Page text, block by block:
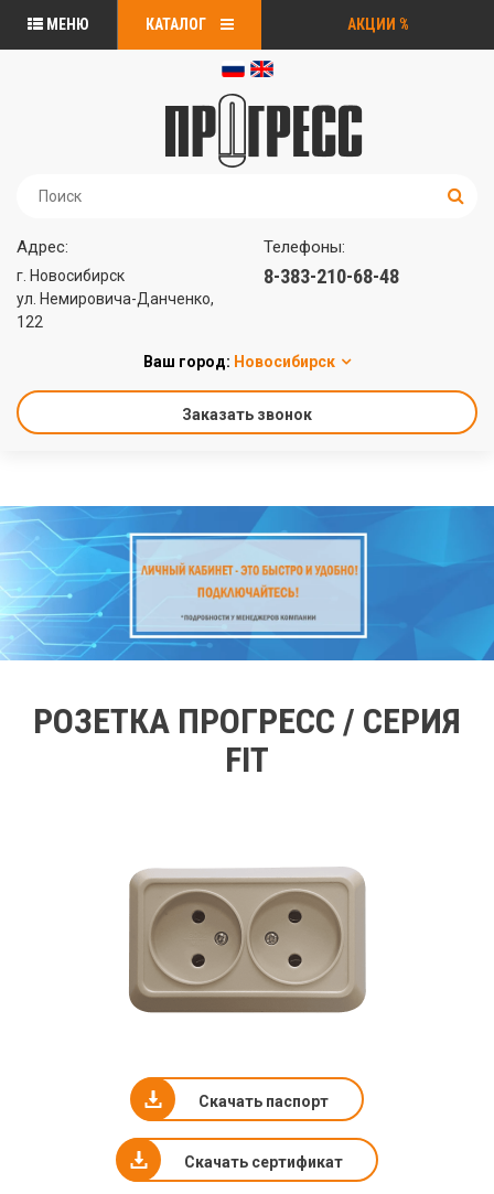
МЕНЮ КАТАЛОГ АКЦИИ %
Адрес:
г. Новосибирск
ул. Немировича-Данченко,
122
Телефоны:
8-383-210-68-48
Ваш город: Новосибирск
Заказать звонок
РОЗЕТКА ПРОГРЕСС / СЕРИЯ
FIT
Скачать паспорт
Скачать сертификат